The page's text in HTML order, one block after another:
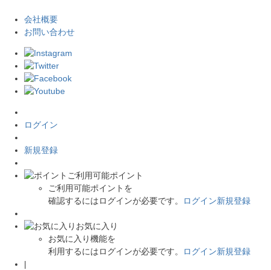
会社概要
お問い合わせ
ログイン
新規登録
ご利用可能ポイント
ご利用可能ポイントを
確認するにはログインが必要です。
ログイン新規登録
お気に入り
お気に入り機能を
利用するにはログインが必要です。
ログイン新規登録
|